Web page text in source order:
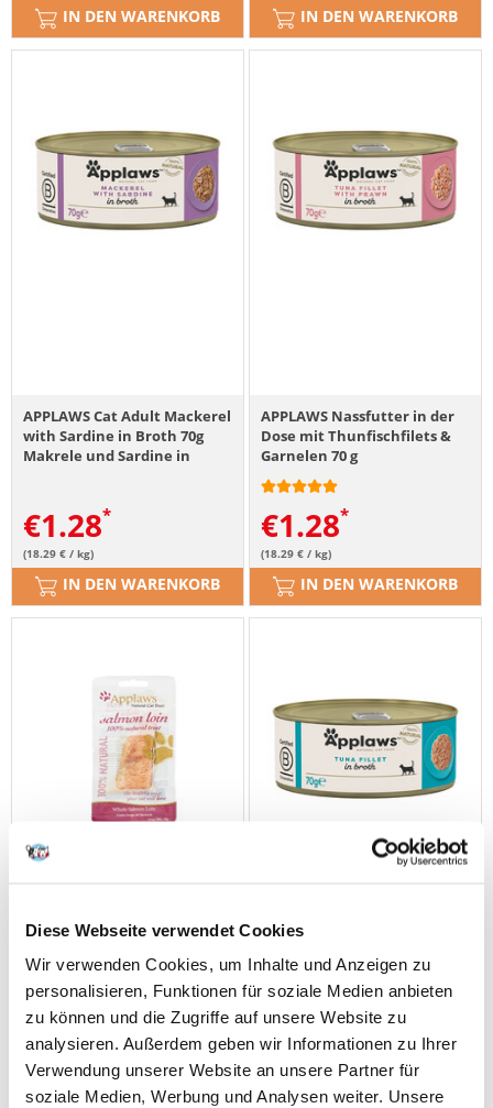
Diese Webseite verwendet Cookies
Wir verwenden Cookies, um Inhalte und Anzeigen zu
personalisieren, Funktionen für soziale Medien anbieten
zu können und die Zugriffe auf unsere Website zu
analysieren. Außerdem geben wir Informationen zu Ihrer
Verwendung unserer Website an unsere Partner für
soziale Medien, Werbung und Analysen weiter. Unsere
IN DEN WARENKORB IN DEN WARENKORB
APPLAWS Cat Adult Mackerel
with Sardine in Broth 70g
Makrele und Sardine in
€1.28
(18.29 € / kg)
IN DEN WARENKORB
APPLAWS Nassfutter in der
Dose mit Thunfischfilets &
Garnelen 70 g
€1.28
(18.29 € / kg)
IN DEN WARENKORB
APPLAWS Lachsfilet in
eigener Sauce 30 g
€1.79
APPLAWS Nassfutter in der
€1.28